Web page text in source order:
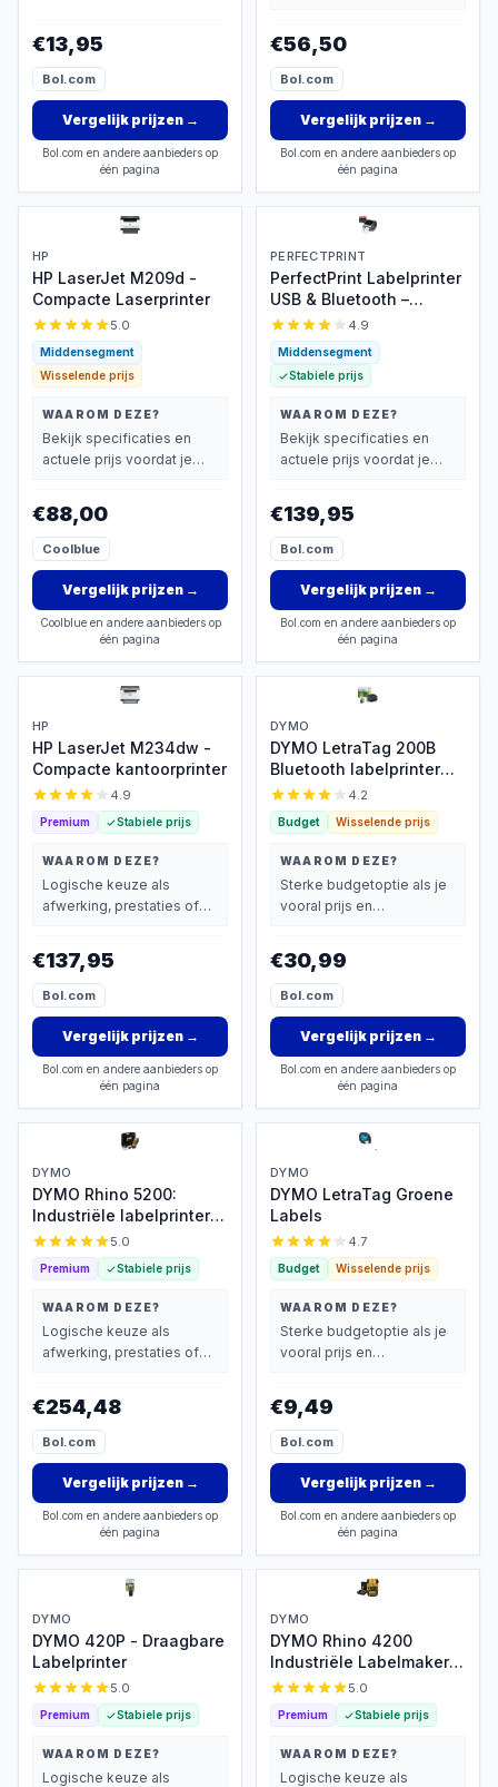
€13,95
Bol.com
Vergelijk prijzen→
Bol.com en andere aanbieders op
één pagina
€56,50
Bol.com
Vergelijk prijzen→
Bol.com en andere aanbieders op
één pagina
HP
HP LaserJet M209d -
Compacte Laserprinter
5.0
Middensegment
Wisselende prijs
WAAROM DEZE?
Bekijk specificaties en
actuele prijs voordat je
€88,00
Coolblue
Vergelijk prijzen→
Coolblue en andere aanbieders op
één pagina
PERFECTPRINT
PerfectPrint Labelprinter
USB & Bluetooth –
Thermisch 203dpi
4.9
Middensegment
Stabiele prijs
WAAROM DEZE?
Bekijk specificaties en
actuele prijs voordat je
€139,95
Bol.com
Vergelijk prijzen→
Bol.com en andere aanbieders op
één pagina
HP
HP LaserJet M234dw -
Compacte kantoorprinter
4.9
Premium Stabiele prijs
WAAROM DEZE?
Logische keuze als
afwerking, prestaties of
€137,95
Bol.com
Vergelijk prijzen→
Bol.com en andere aanbieders op
één pagina
DYMO
DYMO LetraTag 200B
Bluetooth labelprinter
voor smartphone
4.2
Budget Wisselende prijs
WAAROM DEZE?
Sterke budgetoptie als je
vooral prijs en
€30,99
Bol.com
Vergelijk prijzen→
Bol.com en andere aanbieders op
één pagina
DYMO
DYMO Rhino 5200:
Industriële labelprinter
met barcodes
5.0
Premium Stabiele prijs
WAAROM DEZE?
Logische keuze als
afwerking, prestaties of
€254,48
Bol.com
Vergelijk prijzen→
Bol.com en andere aanbieders op
één pagina
DYMO
DYMO LetraTag Groene
Labels
4.7
Budget Wisselende prijs
WAAROM DEZE?
Sterke budgetoptie als je
vooral prijs en
€9,49
Bol.com
Vergelijk prijzen→
Bol.com en andere aanbieders op
één pagina
DYMO
DYMO 420P - Draagbare
Labelprinter
5.0
Premium Stabiele prijs
WAAROM DEZE?
Logische keuze als
DYMO
DYMO Rhino 4200
Industriële Labelmaker -
Draagbaar met AZERTY
5.0
Premium Stabiele prijs
WAAROM DEZE?
Logische keuze als